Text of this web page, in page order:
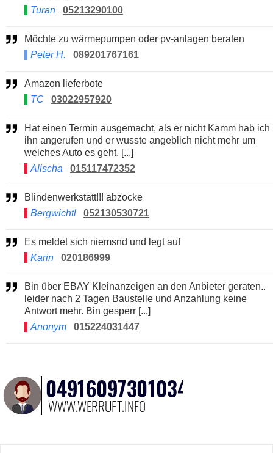
Turan
05213290100
Möchte zu wärmepumpen oder pv-anlagen beraten
Peter H.
089201767161
Amazon lieferbote
TC
03022957920
Hat einen Termin ausgemacht, als er nicht Kamm hab ich
ihn angerufen und er wusste angeblich nicht mehr um
welches Auto es geht. [...]
Alischa
015117472352
Blindenwerkstatt!!! abzocke
Bergwichtl
052130530721
Es meldet sich niemsnd und legt auf
Karin
020186999
Bin über EBAY Kleinanzeigen an den Anbieter geraten..
leider nach 2 Tagen Baustelle und Anzahlung keine
Antwort mehr. Bin gesperr [...]
Anonym
015224031447